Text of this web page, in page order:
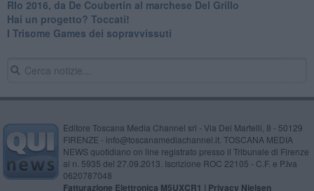
RIo 2016, da De Coubertin al marchese Del Grillo
​Hai un progetto? Toccati!
​I Trisome Games dei sopravvissuti
Editore Toscana Media Channel srl - Via Dei Martelli, 8 - 50129
FIRENZE - info@toscanamediachannel.it. TOSCANA MEDIA
NEWS quotidiano on line registrato presso il Tribunale di Firenze
al n. 5935 del 27.09.2013. Iscrizione ROC 22105 - C.F. e P.Iva
0620787048
Fatturazione Elettronica M5UXCR1 | Privacy Nielsen